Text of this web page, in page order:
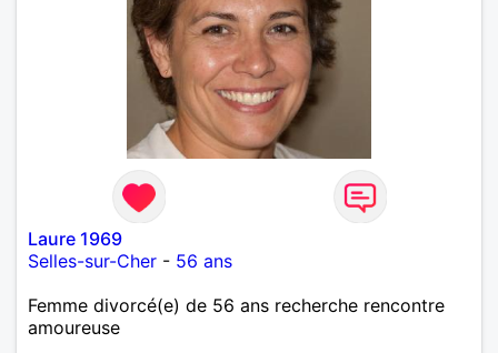
Laure 1969
Selles-sur-Cher - 56 ans
Femme divorcé(e) de 56 ans recherche rencontre
amoureuse